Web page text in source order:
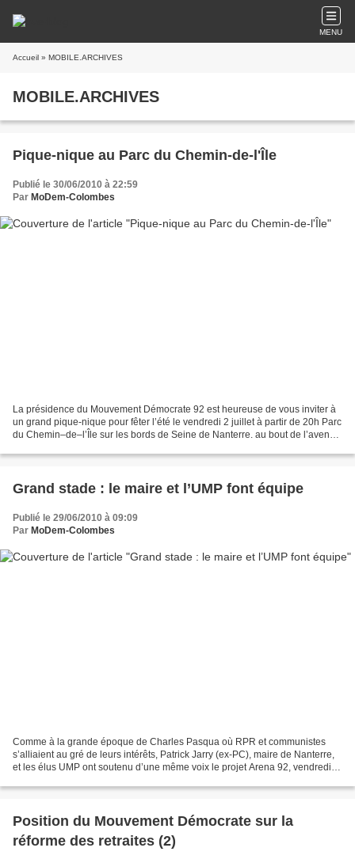
MENU
Accueil » MOBILE.ARCHIVES
MOBILE.ARCHIVES
Pique-nique au Parc du Chemin-de-l'Île
Publié le 30/06/2010 à 22:59
Par MoDem-Colombes
La présidence du Mouvement Démocrate 92 est heureuse de vous inviter à
un grand pique-nique pour fêter l’été le vendredi 2 juillet à partir de 20h Parc
du Chemin–de–l’Île sur les bords de Seine de Nanterre. au bout de l’avenue
Grand stade : le maire et l’UMP font équipe
Publié le 29/06/2010 à 09:09
Par MoDem-Colombes
Comme à la grande époque de Charles Pasqua où RPR et communistes
s’alliaient au gré de leurs intérêts, Patrick Jarry (ex-PC), maire de Nanterre,
et les élus UMP ont soutenu d’une même voix le projet Arena 92, vendredi
Position du Mouvement Démocrate sur la
réforme des retraites (2)